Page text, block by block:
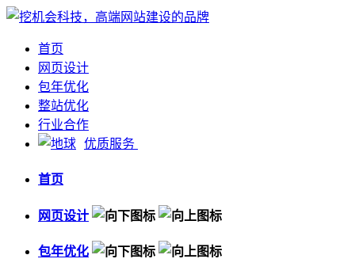
首页
网页设计
包年优化
整站优化
行业合作
优质服务
首页
网页设计
包年优化